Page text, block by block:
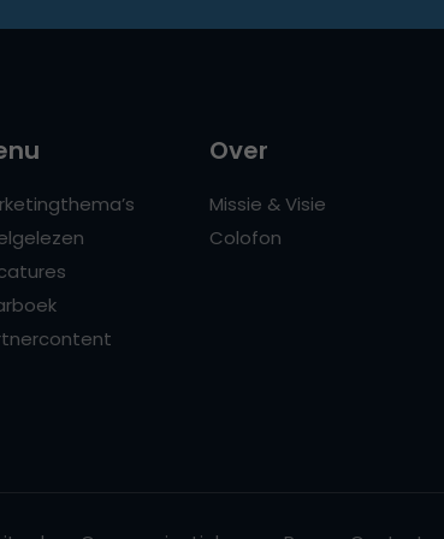
Over
Missie & Visie
Colofon